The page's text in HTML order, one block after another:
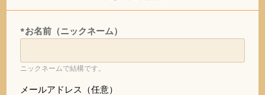
*お名前（ニックネーム）
ニックネームで結構です。
メールアドレス（任意）